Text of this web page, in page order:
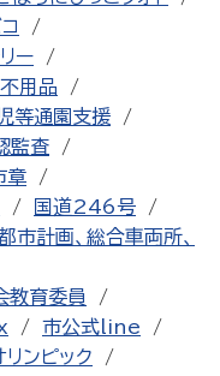
ー
用品
等通園支援
監査
章
国道246号
市計画、総合車両所、
教育委員
市公式line
リンピック